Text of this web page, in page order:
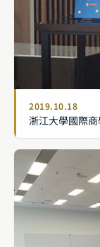
2019.10.18
浙江大學國際